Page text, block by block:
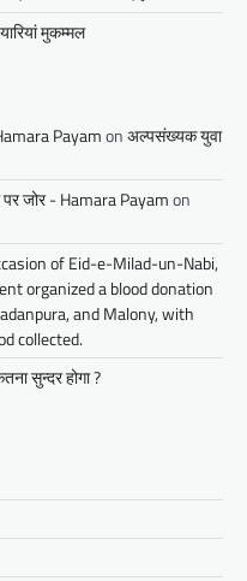
मुकम्मल
Payamonअल्पसंख्यक युवा
जोर - Hamara Payamon
of Eid-e-Milad-un-Nabi,
organized a blood donation
and Malony, with
collected.
सुन्दर होगा ?